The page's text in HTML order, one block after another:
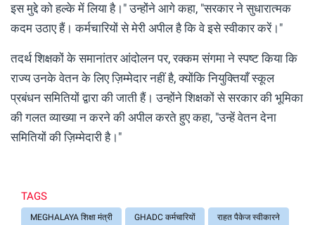
इस मुद्दे को हल्के में लिया है।" उन्होंने आगे कहा, "सरकार ने सुधारात्मक
कदम उठाए हैं। कर्मचारियों से मेरी अपील है कि वे इसे स्वीकार करें।"
तदर्थ शिक्षकों के समानांतर आंदोलन पर, रक्कम संगमा ने स्पष्ट किया कि
राज्य उनके वेतन के लिए ज़िम्मेदार नहीं है, क्योंकि नियुक्तियाँ स्कूल
प्रबंधन समितियों द्वारा की जाती हैं। उन्होंने शिक्षकों से सरकार की भूमिका
की गलत व्याख्या न करने की अपील करते हुए कहा, "उन्हें वेतन देना
समितियों की ज़िम्मेदारी है।"
TAGS
MEGHALAYA शिक्षा मंत्री GHADC कर्मचारियों राहत पैकेज स्वीकारने